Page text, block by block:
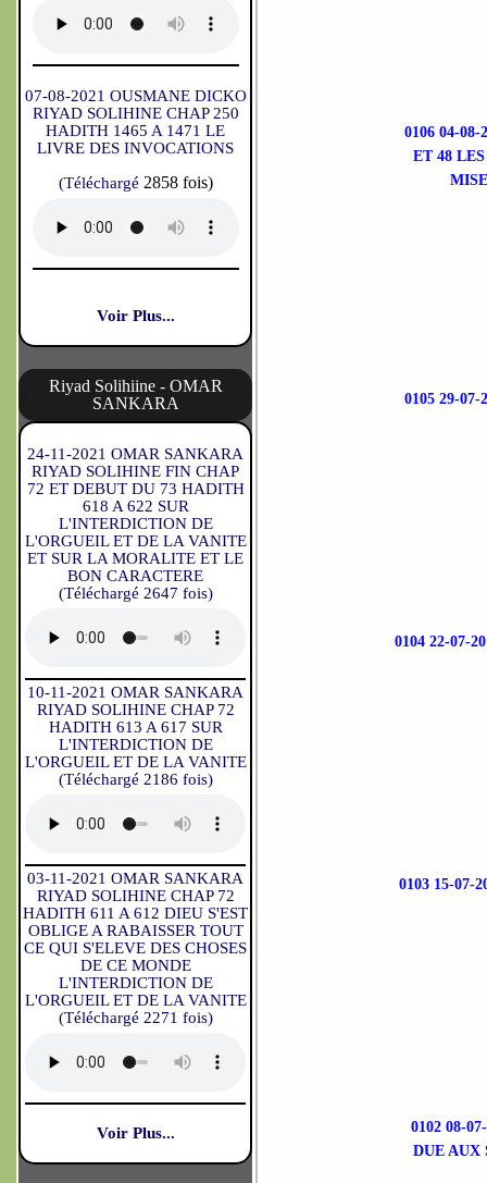
07-08-2021 OUSMANE DICKO
RIYAD SOLIHINE CHAP 250
HADITH 1465 A 1471 LE
LIVRE DES INVOCATIONS
(Téléchargé 2858 fois)
Voir Plus...
Riyad Solihiine - OMAR
SANKARA
24-11-2021 OMAR SANKARA
RIYAD SOLIHINE FIN CHAP
72 ET DEBUT DU 73 HADITH
618 A 622 SUR
L'INTERDICTION DE
L'ORGUEIL ET DE LA VANITE
ET SUR LA MORALITE ET LE
BON CARACTERE
(Téléchargé 2647 fois)
10-11-2021 OMAR SANKARA
RIYAD SOLIHINE CHAP 72
HADITH 613 A 617 SUR
L'INTERDICTION DE
L'ORGUEIL ET DE LA VANITE
(Téléchargé 2186 fois)
03-11-2021 OMAR SANKARA
RIYAD SOLIHINE CHAP 72
HADITH 611 A 612 DIEU S'EST
OBLIGE A RABAISSER TOUT
CE QUI S'ELEVE DES CHOSES
DE CE MONDE
L'INTERDICTION DE
L'ORGUEIL ET DE LA VANITE
(Téléchargé 2271 fois)
Voir Plus...
0106 04-
ET 48
0105 29-
0104 22-07-
0103 15-07-
0102 08-
DUE AUX